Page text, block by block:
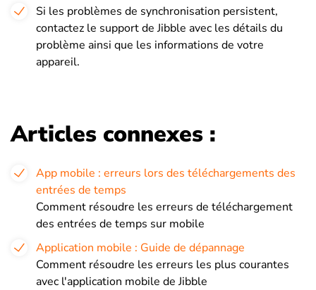
Si les problèmes de synchronisation persistent,
contactez le support de Jibble avec les détails du
problème ainsi que les informations de votre
appareil.
Articles connexes :
App mobile : erreurs lors des téléchargements des
entrées de temps
Comment résoudre les erreurs de téléchargement
des entrées de temps sur mobile
Application mobile : Guide de dépannage
Comment résoudre les erreurs les plus courantes
avec l'application mobile de Jibble